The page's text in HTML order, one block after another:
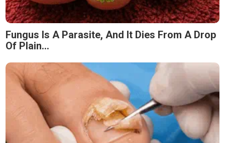
Fungus Is A Parasite, And It Dies From A Drop
Of Plain...